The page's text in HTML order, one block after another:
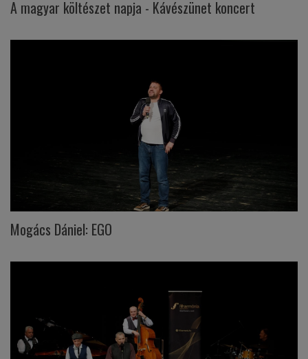
A magyar költészet napja - Kávészünet koncert
Mogács Dániel: EGO